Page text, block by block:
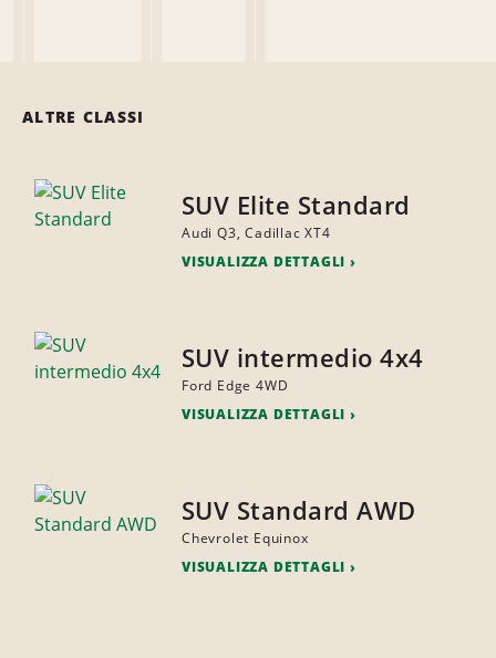
ALTRE CLASSI
SUV Elite Standard
Audi Q3, Cadillac XT4
VISUALIZZA DETTAGLI
SUV intermedio 4x4
Ford Edge 4WD
VISUALIZZA DETTAGLI
SUV Standard AWD
Chevrolet Equinox
VISUALIZZA DETTAGLI